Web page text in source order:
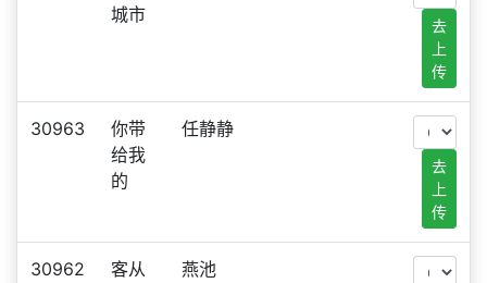
城市
去
上
传
30963
你带
给我
的
任静静
去
上
传
30962
客从
燕池